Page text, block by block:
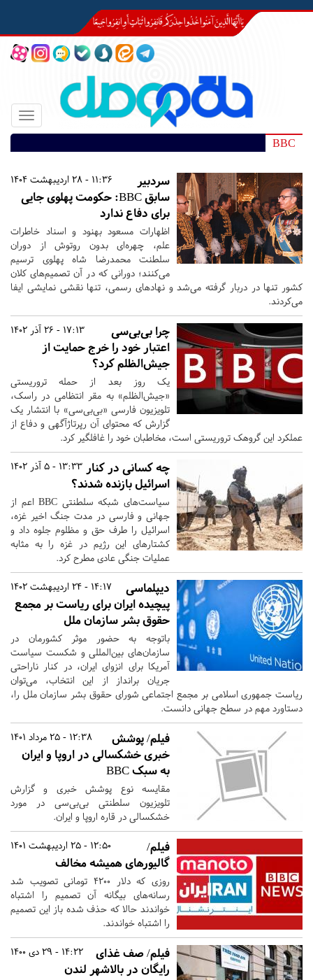
Toggle
BBC
11:36 - 28 اردیبهشت 1404
سردبیر
سابق BBC: حکومت پهلوی جایی
برای دفاع ندارد
اظهارات مسعود بهنود و اسناد خاطرات
علم، چهره‌ای بدون روتوش از دوران
سلطنت محمدرضا شاه پهلوی ترسیم
می‌کنند؛ دورانی که در آن تصمیم‌های کلان
کشور تنها در دربار گرفته می‌شد و نهادهای رسمی، تنها نقشی نمایشی ایفا
می‌کردند.
17:13 - 26 آذر 1402
چرا بی‌بی‌سی
اعتبار خود را خرج حمایت از
جیش‌الظلم کرد؟
یک روز بعد از حمله تروریستی
«جیش‌الظلم» به مقر انتظامی در راسک،
تلویزیون فارسی «بی‌بی‌سی» با انتشار یک
گزارش که محتوای آن رپرتاژآگهی و دفاع از
عملکرد این گروهک تروریستی است، مخاطبان خود را غافلگیر کرد.
13:33 - 5 آذر 1402 چه کسانی در کنار
اسرائیل بازنده شدند؟
سیاست‌های شبکه سلطنتی BBC اعم از
جهانی و فارسی در مدت جنگ اخیر غزه،
اسرائیل را طرف حق و مظلوم جلوه داد و
کشتارهای این رژیم در غزه را به مثابه
عملیات جنگی عادی مطرح کرد.
14:17 - 24 اردیبهشت 1402
دیپلماسی
پیچیده ایران برای ریاست بر مجمع
حقوق بشر سازمان ملل
باتوجه به حضور موثر کشورمان در
سازمان‌های بین‌المللی و شکست سیاست
آمریکا برای انزوای ایران، در کنار ناراحتی
جریان برانداز از این انتخاب، می‌توان
ریاست جمهوری اسلامی بر مجمع اجتماعی شورای حقوق بشر سازمان ملل را،
دستاورد مهم در سطح جهانی دانست.
12:38 - 25 مرداد 1401
فیلم/ پوشش
خبری خشکسالی در اروپا و ایران
به سبک BBC
مقایسه نوع پوشش خبری و گزارش
تلویزیون سلطنتی بی‌بی‌سی در مورد
خشکسالی در قاره اروپا و ایران.
12:50 - 25 اردیبهشت 1401
فیلم/
گالیورهای همیشه مخالف
روزی که دلار ۴۲۰۰ تومانی تصویب شد
رسانه‌های بیگانه آن تصمیم را اشتباه
خواندند حالا که حذف شده باز این تصمیم
را اشتباه خواندند.
14:22 - 29 دی 1400
فیلم/ صف غذای
رایگان در بالاشهر لندن